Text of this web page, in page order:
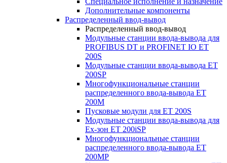
Дополнительные компоненты
Распределенный ввод-вывод
Распределенный ввод-вывод
Модульные станции ввода-вывода для
PROFIBUS DT и PROFINET IO ET
200S
Модульные станции ввода-вывода ET
200SP
Многофункциональные станции
распределенного ввода-вывода ET
200M
Пусковые модули для ET 200S
Модульные станции ввода-вывода для
Ex-зон ET 200iSP
Многофункциональные станции
распределенного ввода-вывода ET
200MP